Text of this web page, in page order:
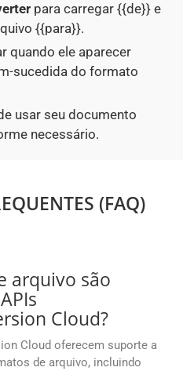
para carregar {{de}} e
{{para}}.
quando ele aparecer
sucedida do formato
usar seu documento
necessário.
(FAQ)
arquivo são
Cloud?
Cloud oferecem suporte a
de arquivo, incluindo